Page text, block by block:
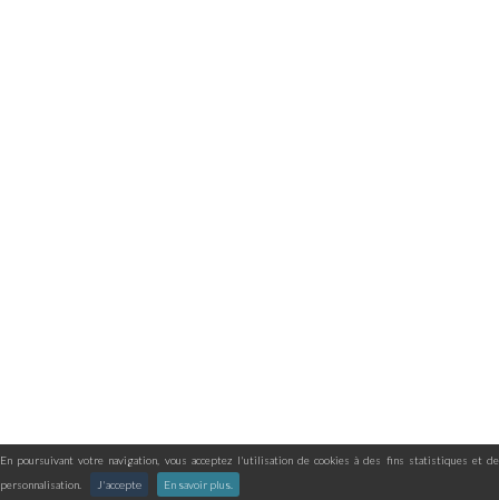
En poursuivant votre navigation, vous acceptez l'utilisation de cookies à des fins statistiques et de
personnalisation.
J'accepte En savoir plus.